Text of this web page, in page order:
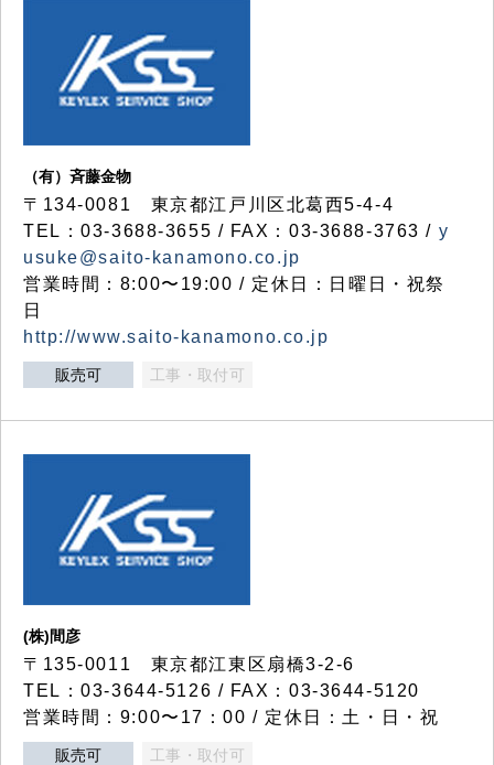
（有）斉藤金物
〒134-0081 東京都江戸川区北葛西5-4-4
TEL：03-3688-3655 / FAX：03-3688-3763 / y
usuke@saito-kanamono.co.jp
営業時間：8:00〜19:00 / 定休日：日曜日・祝祭
日
http://www.saito-kanamono.co.jp
販売可 工事・取付可
(株)間彦
〒135-0011 東京都江東区扇橋3-2-6
TEL：03-3644-5126 / FAX：03-3644-5120
営業時間：9:00〜17：00 / 定休日：土・日・祝
販売可 工事・取付可